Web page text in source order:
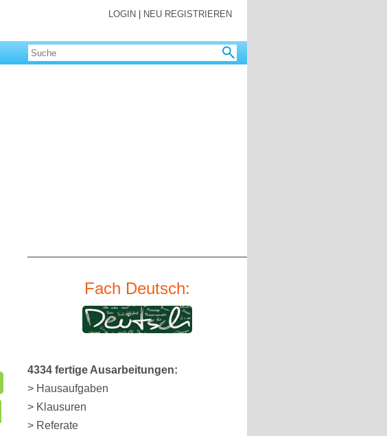
LOGIN NEU REGISTRIEREN
Fach Deutsch:
4334 fertige Ausarbeitungen:
> Hausaufgaben
> Klausuren
> Referate